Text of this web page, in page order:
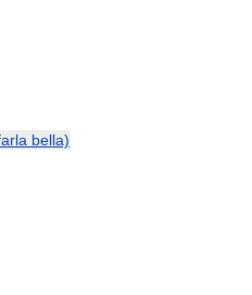
bella)